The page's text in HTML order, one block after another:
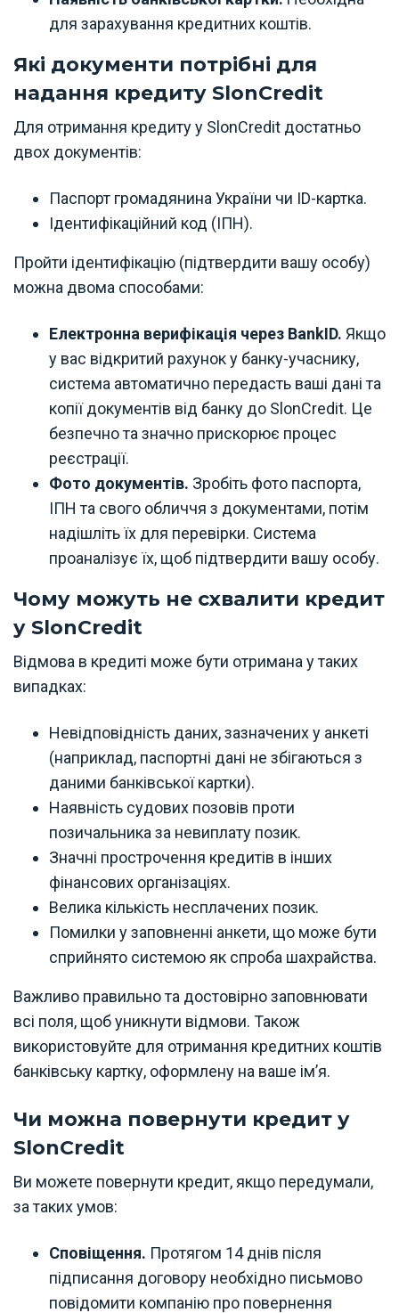
для зарахування кредитних коштів.
Які документи потрібні для
надання кредиту SlonCredit
Для отримання кредиту у SlonCredit достатньо
двох документів:
Паспорт громадянина України чи ID-картка.
Ідентифікаційний код (ІПН).
Пройти ідентифікацію (підтвердити вашу особу)
можна двома способами:
Електронна верифікація через BankID. Якщо
у вас відкритий рахунок у банку-учаснику,
система автоматично передасть ваші дані та
копії документів від банку до SlonCredit. Це
безпечно та значно прискорює процес
реєстрації.
Фото документів. Зробіть фото паспорта,
ІПН та свого обличчя з документами, потім
надішліть їх для перевірки. Система
проаналізує їх, щоб підтвердити вашу особу.
Чому можуть не схвалити кредит
у SlonCredit
Відмова в кредиті може бути отримана у таких
випадках:
Невідповідність даних, зазначених у анкеті
(наприклад, паспортні дані не збігаються з
даними банківської картки).
Наявність судових позовів проти
позичальника за невиплату позик.
Значні прострочення кредитів в інших
фінансових організаціях.
Велика кількість несплачених позик.
Помилки у заповненні анкети, що може бути
сприйнято системою як спроба шахрайства.
Важливо правильно та достовірно заповнювати
всі поля, щоб уникнути відмови. Також
використовуйте для отримання кредитних коштів
банківську картку, оформлену на ваше ім’я.
Чи можна повернути кредит у
SlonCredit
Ви можете повернути кредит, якщо передумали,
за таких умов:
Сповіщення. Протягом 14 днів після
підписання договору необхідно письмово
повідомити компанію про повернення